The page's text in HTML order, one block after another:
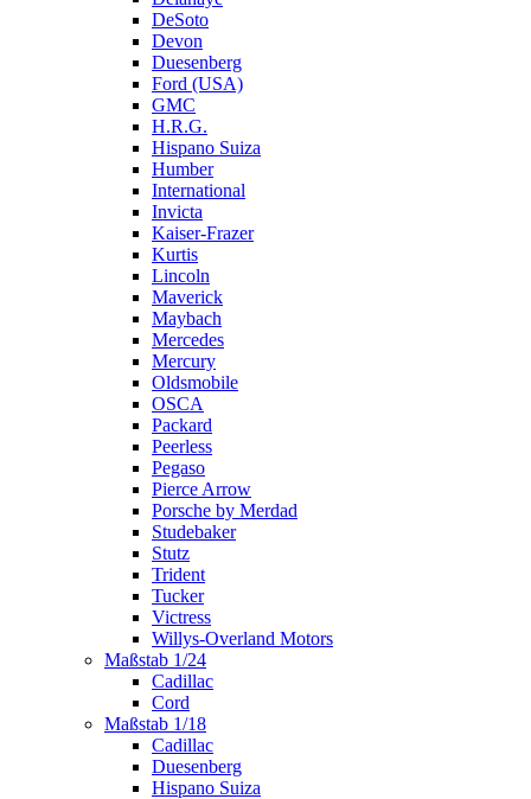
DeSoto
Devon
Duesenberg
Ford (USA)
GMC
H.R.G.
Hispano Suiza
Humber
International
Invicta
Kaiser-Frazer
Kurtis
Lincoln
Maverick
Maybach
Mercedes
Mercury
Oldsmobile
OSCA
Packard
Peerless
Pegaso
Pierce Arrow
Porsche by Merdad
Studebaker
Stutz
Trident
Tucker
Victress
Willys-Overland Motors
Maßstab 1/24
Cadillac
Cord
Maßstab 1/18
Cadillac
Duesenberg
Hispano Suiza